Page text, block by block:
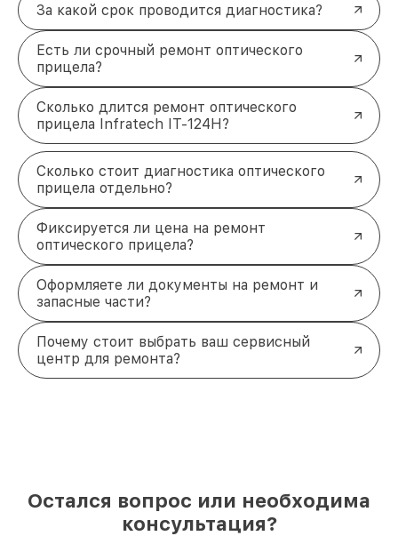
За какой срок проводится диагностика?
Есть ли срочный ремонт оптического
прицела?
Сколько длится ремонт оптического
прицела Infratech IT-124Н?
Сколько стоит диагностика оптического
прицела отдельно?
Фиксируется ли цена на ремонт
оптического прицела?
Оформляете ли документы на ремонт и
запасные части?
Почему стоит выбрать ваш сервисный
центр для ремонта?
Остался вопрос или необходима
консультация?